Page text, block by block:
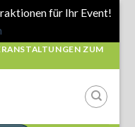
für Ihr Event!
ZUM